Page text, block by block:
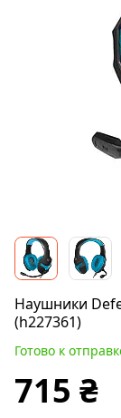
Наушники
(h227361)
Готово к
715 ₴